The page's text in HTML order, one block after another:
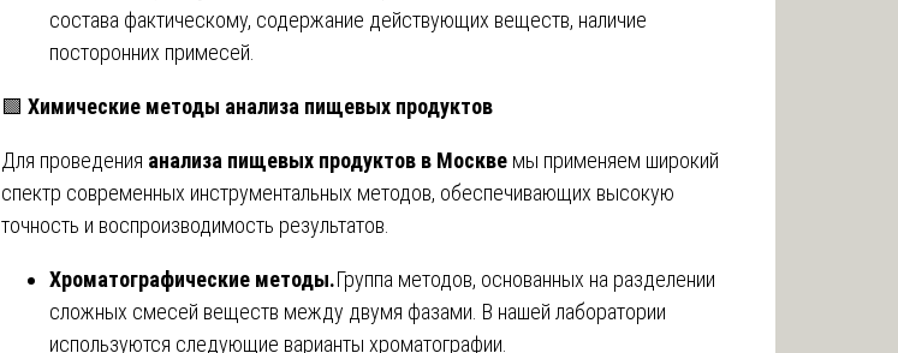
состава фактическому, содержание действующих веществ, наличие
посторонних примесей.
🟩 Химические методы анализа пищевых продуктов
Для проведения анализа пищевых продуктов в Москве мы применяем широкий
спектр современных инструментальных методов, обеспечивающих высокую
точность и воспроизводимость результатов.
Хроматографические методы.Группа методов, основанных на разделении
сложных смесей веществ между двумя фазами. В нашей лаборатории
используются следующие варианты хроматографии.